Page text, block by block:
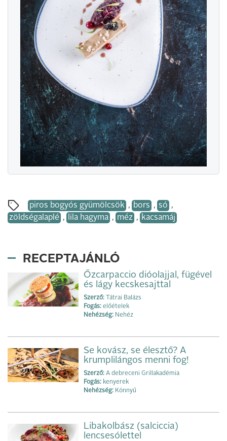
piros bogyós gyümölcsök , bors , só ,
zöldségalaplé , lila hagyma , méz , kacsamáj
RECEPTAJÁNLÓ
Őzcarpaccio dióolajjal, fügével
és lágy kecskesajttal
Szerző: Tátrai Balázs
Fogás: előételek
Nehézség: Nehéz
Se kovász, se élesztő? A
krumplilángos menni fog!
Szerző: A debreceni Grillakadémia
Fogás: kenye‌rek
Nehézség: Könnyű
Libakolbász (salciccia)
lencsesólettel